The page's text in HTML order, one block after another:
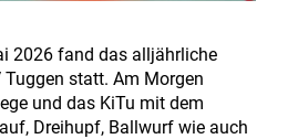
2026 fand das alljährliche
Tuggen statt. Am Morgen
und das KiTu mit dem
Dreihupf, Ballwurf wie auch